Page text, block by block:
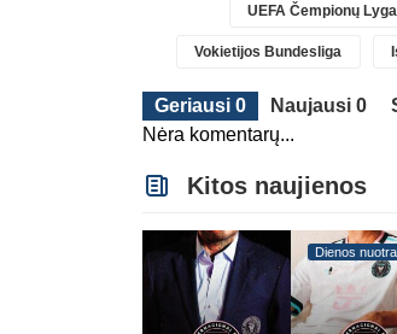
UEFA Čempionų Lyga
Vokietijos Bundesliga
Geriausi 0 Naujausi 0
Nėra komentarų...
Kitos naujienos
Dienos